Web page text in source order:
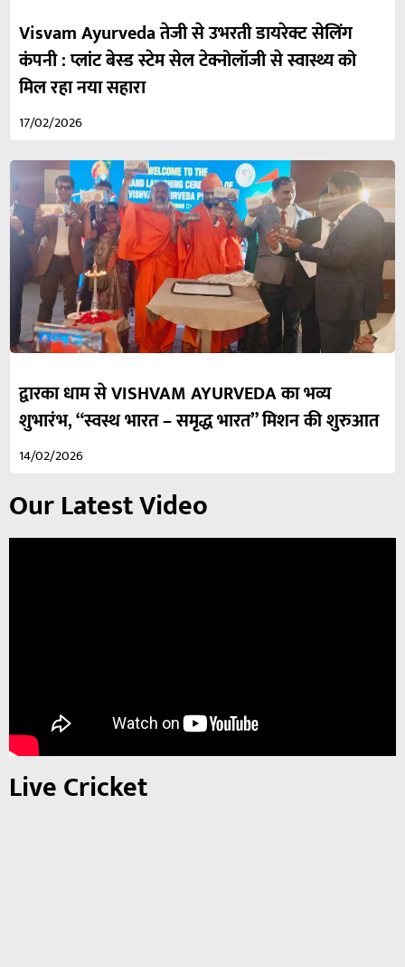
Visvam Ayurveda तेजी से उभरती डायरेक्ट सेलिंग
कंपनी : प्लांट बेस्ड स्टेम सेल टेक्नोलॉजी से स्वास्थ्य को
मिल रहा नया सहारा
17/02/2026
द्वारका धाम से VISHVAM AYURVEDA का भव्य
शुभारंभ, “स्वस्थ भारत – समृद्ध भारत” मिशन की शुरुआत
14/02/2026
Our Latest Video
Live Cricket